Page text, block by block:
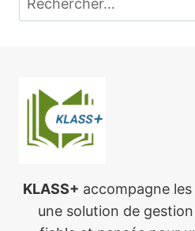
KLASS+ accompagne
une solution de